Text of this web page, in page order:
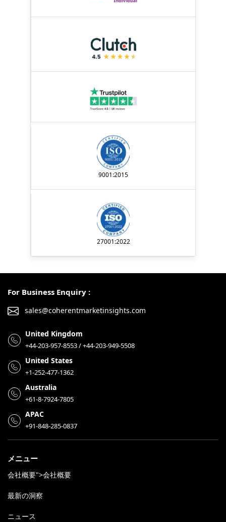
9001:2015
27001:2022
For Business Enquiry :
sales@coherentmarketinsights.com
United Kingdom
+44-203-957-8553 / +44-203-949-5508
United States
+1-252-477-1362
Australia
+61-8-7924-7805
APAC
+91-848-285-0837
メニュー
会社概要">会社概要
最新の洞察
ニュース